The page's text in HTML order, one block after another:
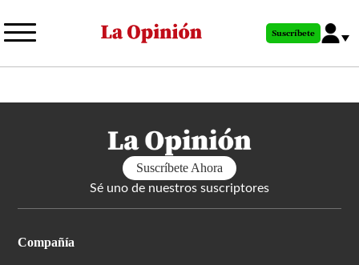
al
principal
Suscríbete
Suscríbete Ahora
Sé uno de nuestros suscriptores
Compañía